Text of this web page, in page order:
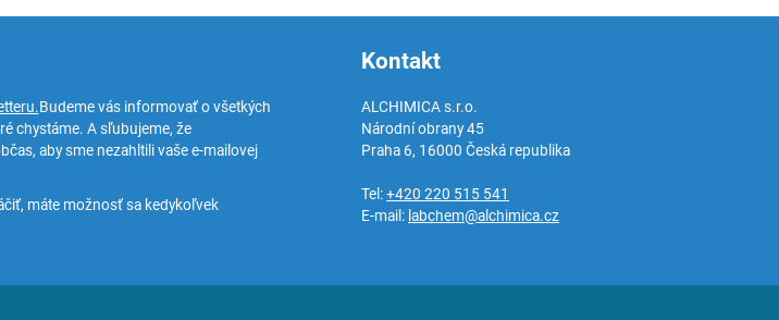
Budeme vás informovať o všetkých
chystáme. A sľubujeme, že
aby sme nezahltili vaše e-mailovej
máte možnosť sa kedykoľvek
Kontakt
ALCHIMICA s.r.o.
Národní obrany 45
Praha 6, 16000 Česká republika
Tel:+420 220 515 541
E-mail: labchem@alchimica.cz